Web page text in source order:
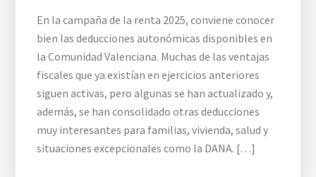
En la campaña de la renta 2025, conviene conocer
bien las deducciones autonómicas disponibles en
la Comunidad Valenciana. Muchas de las ventajas
fiscales que ya existían en ejercicios anteriores
siguen activas, pero algunas se han actualizado y,
además, se han consolidado otras deducciones
muy interesantes para familias, vivienda, salud y
situaciones excepcionales como la DANA. […]